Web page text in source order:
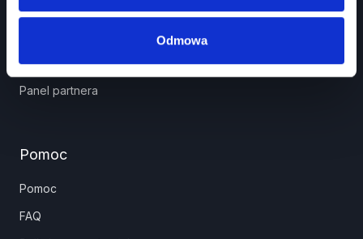
Odmowa
Jak zdać prawo jazdy?
Jakie dokumenty i wnioski potrzebujesz?
Znaki drogowe
Panel partnera
Pomoc
Pomoc
FAQ